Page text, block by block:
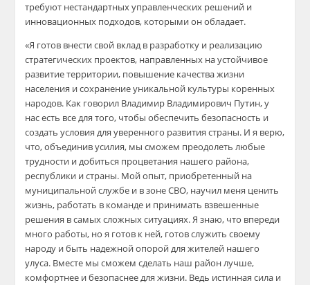
требуют нестандартных управленческих решений и
инновационных подходов, которыми он обладает.
«Я готов внести свой вклад в разработку и реализацию
стратегических проектов, направленных на устойчивое
развитие территории, повышение качества жизни
населения и сохранение уникальной культуры коренных
народов. Как говорил Владимир Владимирович Путин, у
нас есть все для того, чтобы обеспечить безопасность и
создать условия для уверенного развития страны. И я верю,
что, объединив усилия, мы сможем преодолеть любые
трудности и добиться процветания нашего района,
республики и страны. Мой опыт, приобретенный на
муниципальной службе и в зоне СВО, научил меня ценить
жизнь, работать в команде и принимать взвешенные
решения в самых сложных ситуациях. Я знаю, что впереди
много работы, но я готов к ней, готов служить своему
народу и быть надежной опорой для жителей нашего
улуса. Вместе мы сможем сделать наш район лучше,
комфортнее и безопаснее для жизни. Ведь истинная сила и